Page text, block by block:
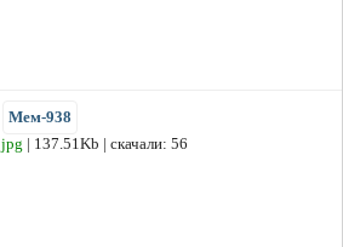
Мем-938
jpg | 137.51Kb | скачали: 56